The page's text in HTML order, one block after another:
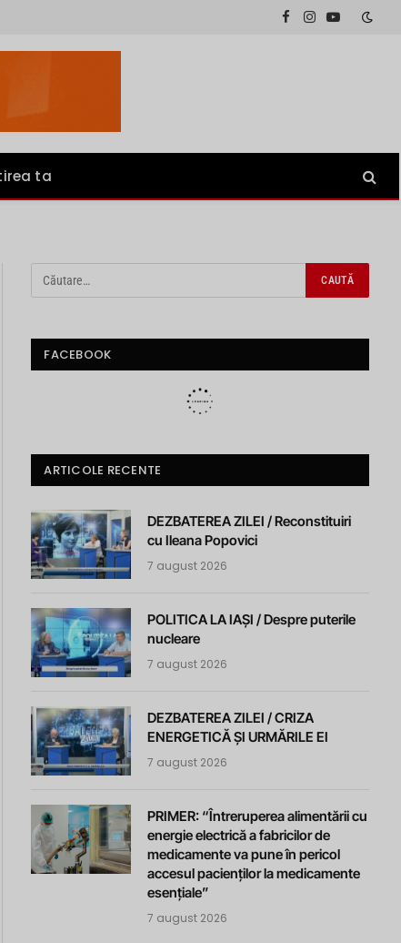
Facebook
InstagramYouTube
ta
FACEBOOK
ARTICOLE RECENTE
DEZBATEREA ZILEI / Reconstituiri
cu Ileana Popovici
7 august 2026
POLITICA LA IAȘI / Despre puterile
nucleare
7 august 2026
DEZBATEREA ZILEI / CRIZA
ENERGETICĂ ȘI URMĂRILE EI
7 august 2026
PRIMER: “Întreruperea alimentării cu
energie electrică a fabricilor de
medicamente va pune în pericol
accesul pacienților la medicamente
esențiale”
7 august 2026